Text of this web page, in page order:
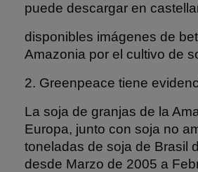
puede descargar en
disponibles imágenes de
Amazonia por el cultivo de
2. Greenpeace tiene
La soja de granjas de la
Europa, junto con soja no
toneladas de soja de Brasil
desde Marzo de 2005 a